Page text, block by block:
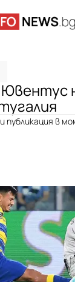
публикация в